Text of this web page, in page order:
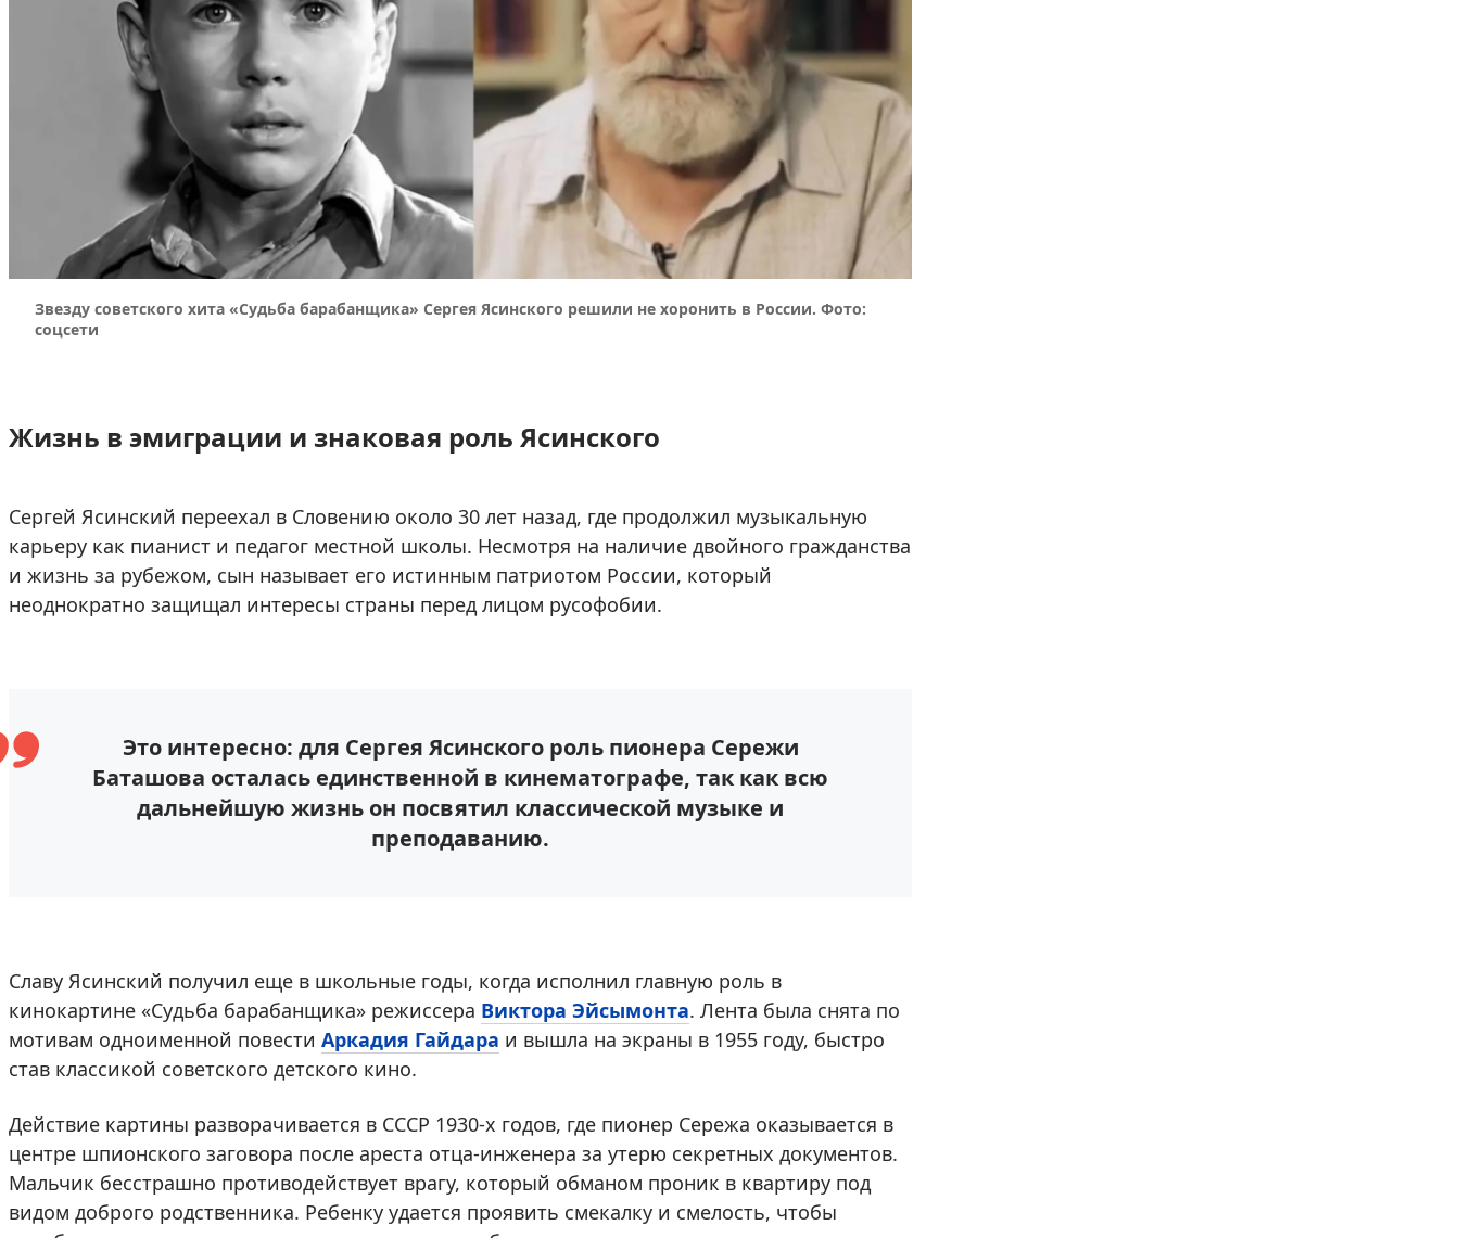
Звезду советского хита «Судьба барабанщика» Сергея Ясинского решили не хоронить в России. Фото:
соцсети
Жизнь в эмиграции и знаковая роль Ясинского
Сергей Ясинский переехал в Словению около 30 лет назад, где продолжил музыкальную
карьеру как пианист и педагог местной школы. Несмотря на наличие двойного гражданства
и жизнь за рубежом, сын называет его истинным патриотом России, который
неоднократно защищал интересы страны перед лицом русофобии.
Это интересно: для Сергея Ясинского роль пионера Сережи
Баташова осталась единственной в кинематографе, так как всю
дальнейшую жизнь он посвятил классической музыке и
преподаванию.
Славу Ясинский получил еще в школьные годы, когда исполнил главную роль в
кинокартине «Судьба барабанщика» режиссера Виктора Эйсымонта. Лента была снята по
мотивам одноименной повести Аркадия Гайдара и вышла на экраны в 1955 году, быстро
став классикой советского детского кино.
Действие картины разворачивается в СССР 1930-х годов, где пионер Сережа оказывается в
центре шпионского заговора после ареста отца-инженера за утерю секретных документов.
Мальчик бесстрашно противодействует врагу, который обманом проник в квартиру под
видом доброго родственника. Ребенку удается проявить смекалку и смелость, чтобы